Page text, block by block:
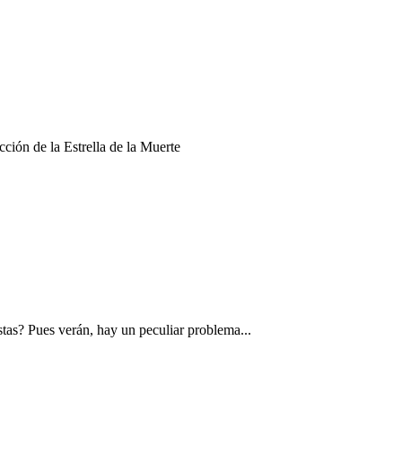
de la Estrella de la Muerte
Pues verán, hay un peculiar problema...